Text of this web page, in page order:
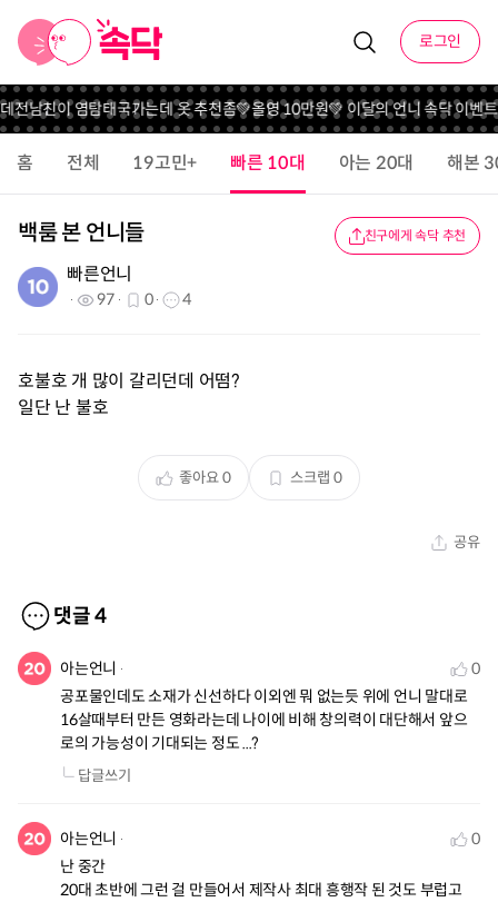
로그인
전남친이 염탐태국가는데 옷 추천좀💚올영 10만원💚 이달의 언니 속닥 이벤트
홈 전체 19고민+ 빠른 10대 아는 20대 해본
백룸 본 언니들 친구에게 속닥 추천
빠른언니
97 0 4
호불호 개 많이 갈리던데 어떰?
일단 난 불호
좋아요0 스크랩 0
공유
댓글4
아는언니
0
공포물인데도 소재가 신선하다 이외엔 뭐 없는듯 위에 언니 말대로
16살때부터 만든 영화라는데 나이에 비해 창의력이 대단해서 앞으
로의 가능성이 기대되는 정도 ...?
답글쓰기
아는언니
0
난 중간
20대 초반에 그런 걸 만들어서 제작사 최대 흥행작 된 것도 부럽고